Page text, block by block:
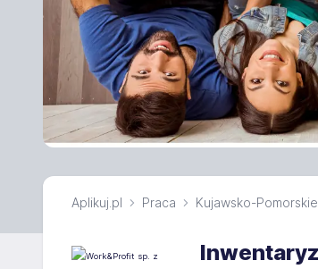
Aplikuj.pl Praca Kujawsko-Pomorskie